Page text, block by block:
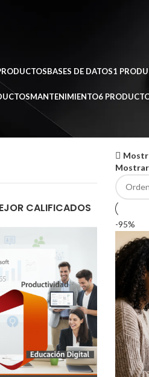
2019
BASES DE DATOS1
MANTENIMIENTO6
CALIFICADOS
Mostrar
-95%